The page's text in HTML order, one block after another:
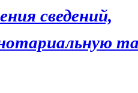
сведений,